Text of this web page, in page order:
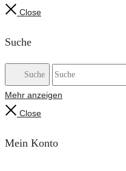
Close
Suche
Suche
Mehr anzeigen
Close
Mein Konto